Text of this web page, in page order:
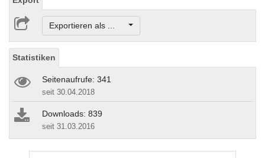
Exportieren als ...
Statistiken
Seitenaufrufe: 341
seit 30.04.2018
Downloads: 839
seit 31.03.2016